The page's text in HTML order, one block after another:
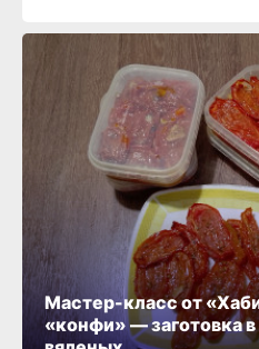
Мастер-класс от
«конфи» — заготовка